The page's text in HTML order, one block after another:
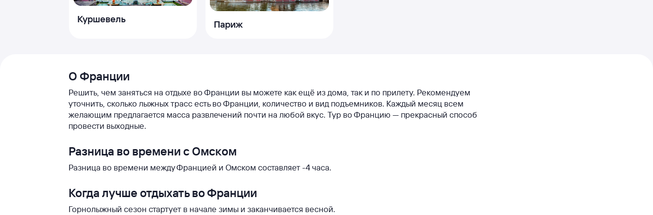
Куршевель Париж
О Франции
Решить, чем заняться на отдыхе во Франции вы можете как ещё из дома, так и по прилету. Рекомендуем
уточнить, сколько лыжных трасс есть во Франции, количество и вид подъемников. Каждый месяц всем
желающим предлагается масса развлечений почти на любой вкус. Тур во Францию — прекрасный способ
провести выходные.
Разница во времени с Омском
Разница во времени между Францией и Омском составляет -4 часа.
Когда лучше отдыхать во Франции
Горнолыжный сезон стартует в начале зимы и заканчивается весной.